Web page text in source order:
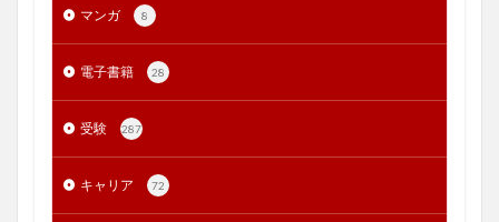
マンガ 8
電子書籍 28
受験 287
キャリア 72